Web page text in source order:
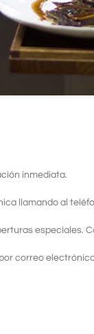
inmediata.
llamando al
especiales.
correo